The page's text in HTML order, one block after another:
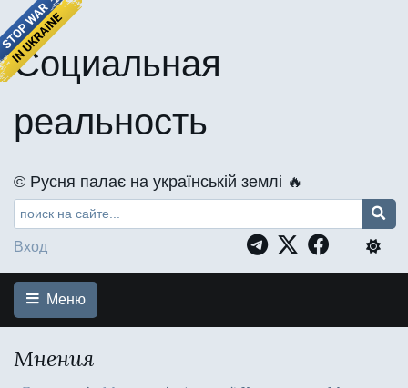
Социальная
реальность
©️ Русня палає на українській землі 🔥
Вход
Меню
Мнения